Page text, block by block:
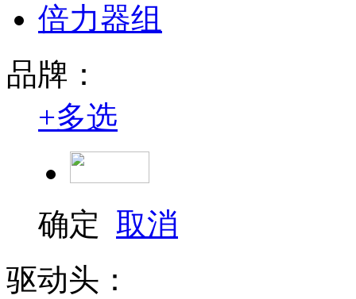
倍力器组
品牌：
+多选
确定 取消
驱动头：